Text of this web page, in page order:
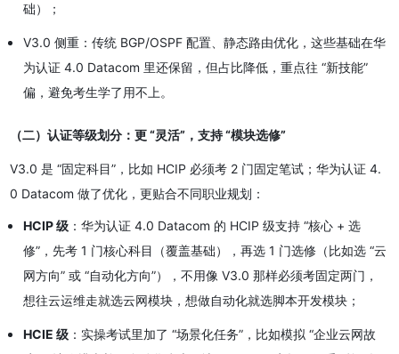
础）；
V3.0 侧重：传统 BGP/OSPF 配置、静态路由优化，这些基础在华
为认证 4.0 Datacom 里还保留，但占比降低，重点往 “新技能”
偏，避免考生学了用不上。
（二）认证等级划分：更 “灵活”，支持 “模块选修”
V3.0 是 “固定科目”，比如 HCIP 必须考 2 门固定笔试；华为认证 4.
0 Datacom 做了优化，更贴合不同职业规划：
HCIP 级 ：华为认证 4.0 Datacom 的 HCIP 级支持 “核心 + 选
修”，先考 1 门核心科目（覆盖基础），再选 1 门选修（比如选 “云
网方向” 或 “自动化方向”），不用像 V3.0 那样必须考固定两门，
想往云运维走就选云网模块，想做自动化就选脚本开发模块；
HCIE 级 ：实操考试里加了 “场景化任务”，比如模拟 “企业云网故